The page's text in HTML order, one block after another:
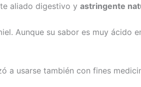
aliado digestivo y astringente
Aunque su sabor es muy ácido
usarse también con fines